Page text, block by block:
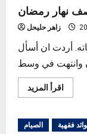
نهار رمضان
زاهر حليحل
أردت ان أسأل
اقرأ المزيدRead
more
في
الصيام فقهية